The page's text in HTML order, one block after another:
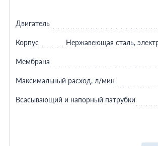
Двигатель
Корпус Нержавеющая сталь,
Мембрана
Максимальный расход, л/мин
Всасывающий и напорный патрубки